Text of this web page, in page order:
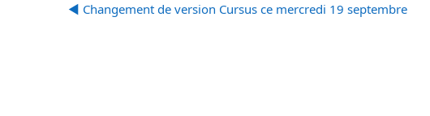
Changement de version Cursus ce mercredi 19 septembre ◀︎